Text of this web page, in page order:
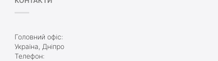
Головний офіс:
Україна, Дніпро
Телефон: